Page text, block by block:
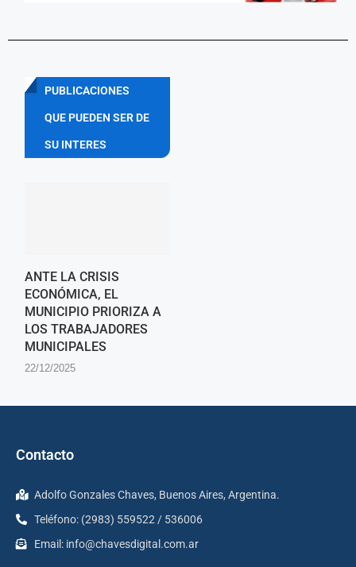
PUBLICACIONES
QUE PUEDEN SER DE
SU INTERES
ANTE LA CRISIS
ECONÓMICA, EL
MUNICIPIO PRIORIZA A
LOS TRABAJADORES
MUNICIPALES
22/12/2025
Contacto
Adolfo Gonzales Chaves, Buenos Aires, Argentina.
Teléfono: (2983) 559522 / 536006
Email: info@chavesdigital.com.ar